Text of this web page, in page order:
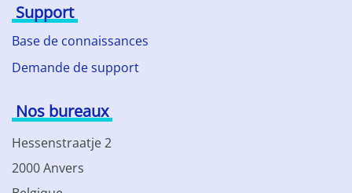
Support
Base de connaissances
Demande de support
Nos bureaux
Hessenstraatje 2
2000 Anvers